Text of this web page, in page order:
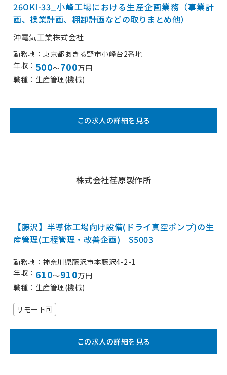
26OKI-33_小峰工場における生産企画業務（事業計
画、操業計画、棚卸計画などの取りまとめ他）
沖電気工業株式会社
勤務地
東京都あきる野市小峰台2番地
年収
500～700万円
職種
生産管理(機械)
この求人の詳細を見る
株式会社荏原製作所
【藤沢】半導体工場向け設備(ドライ真空ポンプ)の生
産管理(工程管理・改善企画) S5003
勤務地
神奈川県藤沢市本藤沢4-2-1
年収
610～910万円
職種
生産管理(機械)
リモート可
この求人の詳細を見る